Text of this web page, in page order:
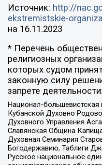
Источник: http://
ekstremistskie-
на 16.11.2023
* Перечень
религиозных
которых судом
законную силу
запрете деятельности:
Национал-большевистская
Кубанской Духовно
Духовного Управления
Славянская Община
Духовная Семинария
Богодержавию, Таблиги
Русское национальное